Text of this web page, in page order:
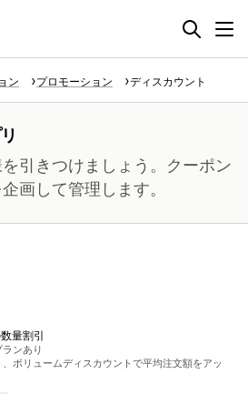
ン プロモーション ディスカウント
引きつけましょう。クーポン
画して管理します。
量割引
件
ンあり
ボリュームディスカウントで平均注文額をアッ